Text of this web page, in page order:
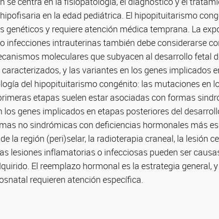
en la edad pediátrica. El hipopituitarismo
genéticos y requiere atención médica temprana. La
infecciones intrauterinas también debe considerarse
moleculares que subyacen al desarrollo fetal
y las variantes en los genes implicados
del hipopituitarismo congénito: las mutaciones en
etapas suelen estar asociadas con formas
los genes implicados en etapas posteriores del
no sindrómicas con deficiencias hormonales más
la región (peri)selar, la radioterapia craneal, la lesión
lesiones inflamatorias o infecciosas pueden ser
El reemplazo hormonal es la estrategia general,
requieren atención específica.